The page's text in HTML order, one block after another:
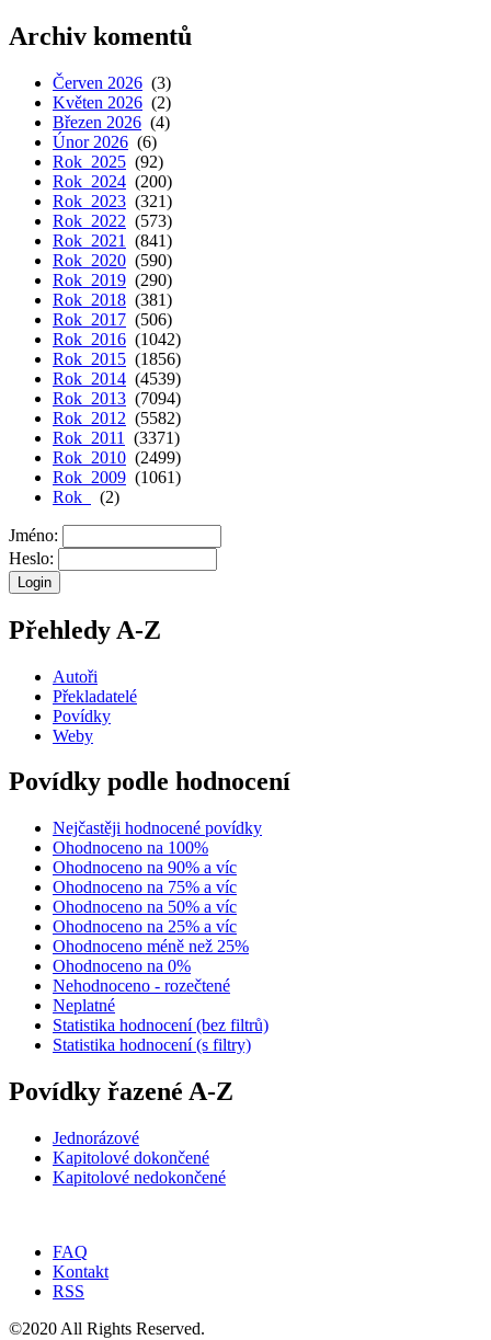
Archiv komentů
Červen 2026 (3)
Květen 2026 (2)
Březen 2026 (4)
Únor 2026 (6)
Rok 2025 (92)
Rok 2024 (200)
Rok 2023 (321)
Rok 2022 (573)
Rok 2021
(841)
Rok 2020 (590)
Rok 2019 (290)
Rok 2018 (381)
Rok 2017 (506)
Rok 2016 (1042)
Rok 2015 (1856)
Rok 2014 (4539)
Rok 2013 (7094)
Rok 2012 (5582)
Rok 2011
(3371)
Rok 2010 (2499)
Rok 2009 (1061)
Rok
(2)
Jméno:
Heslo:
Přehledy A-Z
Autoři
Překladatelé
Povídky
Weby
Povídky podle hodnocení
Nejčastěji hodnocené povídky
Ohodnoceno na 100%
Ohodnoceno na 90% a víc
Ohodnoceno na 75% a víc
Ohodnoceno na 50% a víc
Ohodnoceno na 25% a víc
Ohodnoceno méně než 25%
Ohodnoceno na 0%
Nehodnoceno - rozečtené
Neplatné
Statistika hodnocení (bez filtrů)
Statistika hodnocení (s filtry)
Povídky řazené A-Z
Jednorázové
Kapitolové dokončené
Kapitolové nedokončené
FAQ
Kontakt
RSS
©2020 All Rights Reserved.